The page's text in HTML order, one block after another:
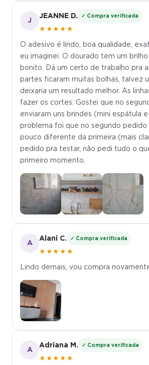
J
JEANNE D. ✓ Compra verificada
★★★★★
O adesivo é lindo, boa qualidade,
eu imaginei. O dourado tem um
bonito. Dá um certo de trabalho pra
partes ficaram muitas bolhas, talvez
deixaria um resultado melhor. As
fazer os cortes. Gostei que no
enviaram uns brindes (mini espátula
problema foi que no segundo pedido
pouco diferente da primeira (mais
pedido pra testar, não pedi tudo o
primeiro momento.
A
Alani C. ✓ Compra verificada
★★★★★
Lindo demais, vou compra
A
Adriana M. ✓ Compra verificada
★★★★★